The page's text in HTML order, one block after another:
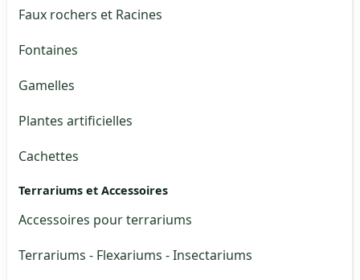
Faux rochers et Racines
Fontaines
Gamelles
Plantes artificielles
Cachettes
Terrariums et Accessoires
Accessoires pour terrariums
Terrariums - Flexariums - Insectariums